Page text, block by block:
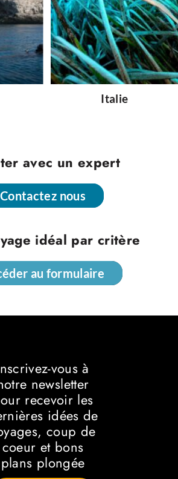
Italie
avec un expert
Contactez nous
idéal par critère
au formulaire
vous à
newsletter
recevoir les
idées de
coup de
coeur et bons
plans plongée